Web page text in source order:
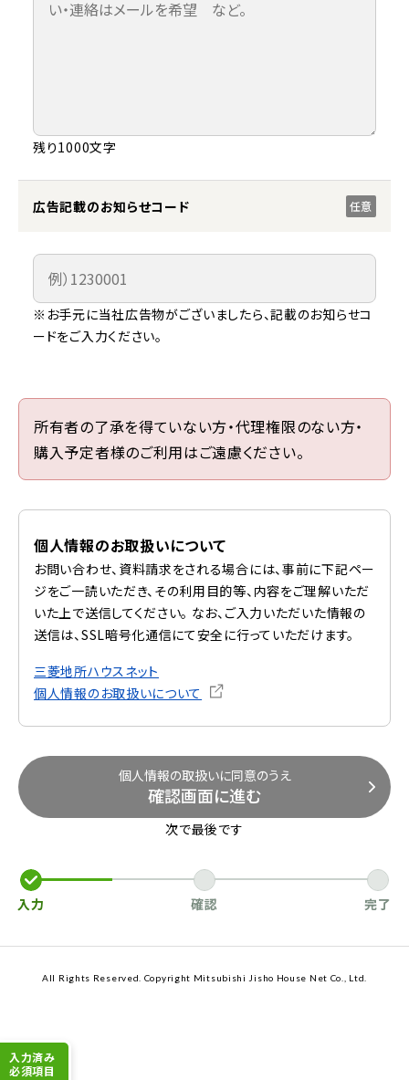
残り1000文字
広告記載のお知らせコード 任意
※お手元に当社広告物がございましたら、記載のお知らせコ
ードをご入力ください。
所有者の了承を得ていない方・代理権限のない方・
購入予定者様のご利用はご遠慮ください。
個人情報のお取扱いについて
お問い合わせ、資料請求をされる場合には、事前に下記ペー
ジをご一読いただき、その利用目的等、内容をご理解いただ
いた上で送信してください。 なお、ご入力いただいた情報の
送信は、SSL暗号化通信にて安全に行っていただけます。
三菱地所ハウスネット
個人情報のお取扱いについて
個人情報の取扱いに同意のうえ
確認画面に進む
次で最後です
入力 確認 完了
入力済み
必須項目
All Rights Reserved. Copyright Mitsubishi Jisho House Net Co., Ltd.